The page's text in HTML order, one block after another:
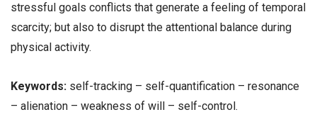
stressful goals conflicts that generate a feeling of temporal
scarcity; but also to disrupt the attentional balance during
physical activity.
Keywords: self-tracking – self-quantification – resonance
– alienation – weakness of will – self-control.